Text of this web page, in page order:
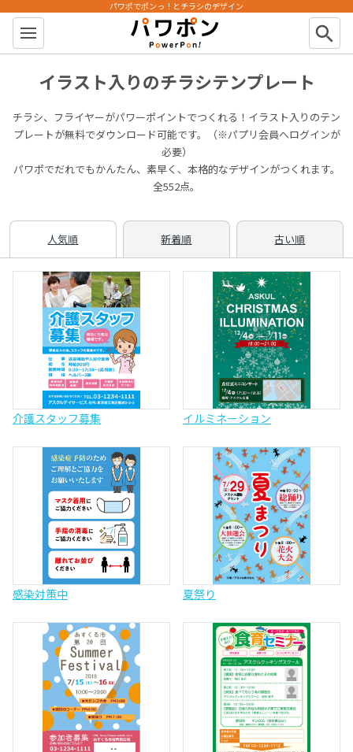
パワポン
パワポでポンっ！とチラシのデザイン
search
イラスト入りのチラシテンプレート
チラシ、フライヤーがパワーポイントでつくれる！イラスト入りのテン
プレートが無料でダウンロード可能です。（※パプリ会員へログインが
必要）
パワポでだれでもかんたん、素早く、本格的なデザインがつくれます。
全552点。
人気順 新着順 古い順
介護スタッフ募集 イルミネーション
感染対策中 夏祭り